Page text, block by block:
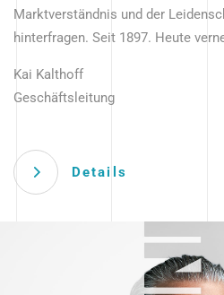
Marktverständnis und der
hinterfragen. Seit 1897. Heute
Kai Kalthoff
Geschäftsleitung
Details